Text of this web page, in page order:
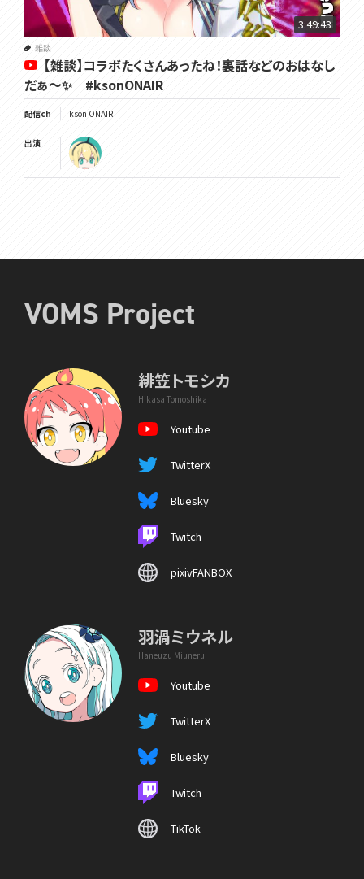
3:49:43
雑談
【雑談】コラボたくさんあったね！裏話などのおはなし
だぁ～✨ #ksonONAIR
配信ch kson ONAIR
出演
VOMS Project
緋笠トモシカ
Hikasa Tomoshika
Youtube
TwitterX
Bluesky
Twitch
pixivFANBOX
羽渦ミウネル
Haneuzu Miuneru
Youtube
TwitterX
Bluesky
Twitch
TikTok